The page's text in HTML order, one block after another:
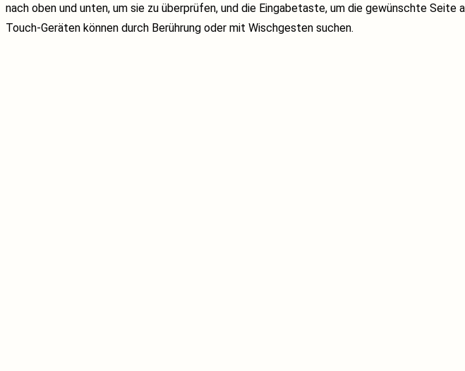
nach oben und unten, um sie zu überprüfen, und die Eingabetaste, um die gewünschte Seite
Touch-Geräten können durch Berührung oder mit Wischgesten suchen.